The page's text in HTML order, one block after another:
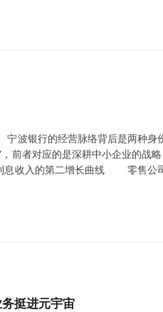
行的经营脉络背后是两种身份
前者对应的是深耕中小企业的战
收入的第二增长曲线 零售公司
挺进元宇宙